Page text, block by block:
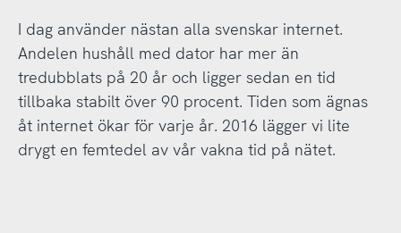
I dag använder nästan alla svenskar internet.
Andelen hushåll med dator har mer än
tredubblats på 20 år och ligger sedan en tid
tillbaka stabilt över 90 procent. Tiden som ägnas
åt internet ökar för varje år. 2016 lägger vi lite
drygt en femtedel av vår vakna tid på nätet.